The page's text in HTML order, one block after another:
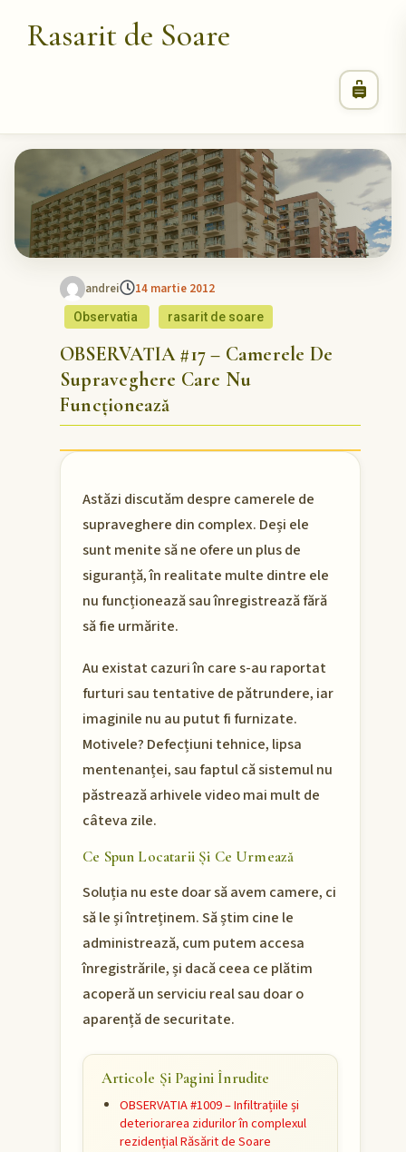
Rasarit de Soare
andrei 14 martie 2012
Observatia rasarit de soare
OBSERVATIA #17 – Camerele De
Supraveghere Care Nu
Funcționează
Astăzi discutăm despre camerele de
supraveghere din complex. Deși ele
sunt menite să ne ofere un plus de
siguranță, în realitate multe dintre ele
nu funcționează sau înregistrează fără
să fie urmărite.
Au existat cazuri în care s-au raportat
furturi sau tentative de pătrundere, iar
imaginile nu au putut fi furnizate.
Motivele? Defecțiuni tehnice, lipsa
mentenanței, sau faptul că sistemul nu
păstrează arhivele video mai mult de
câteva zile.
Ce Spun Locatarii Și Ce Urmează
Soluția nu este doar să avem camere, ci
să le și întreținem. Să știm cine le
administrează, cum putem accesa
înregistrările, și dacă ceea ce plătim
acoperă un serviciu real sau doar o
aparență de securitate.
Articole Și Pagini Înrudite
OBSERVATIA #1009 – Infiltrațiile și
deteriorarea zidurilor în complexul
rezidențial Răsărit de Soare